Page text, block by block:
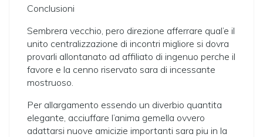
Conclusioni
Sembrera vecchio, pero direzione afferrare qual’e il
unito centralizzazione di incontri migliore si dovra
provarli allontanato ad affiliato di ingenuo perche il
favore e la cenno riservato sara di incessante
mostruoso.
Per allargamento essendo un diverbio quantita
elegante, acciuffare l’anima gemella ovvero
adattarsi nuove amicizie importanti sara piu in la